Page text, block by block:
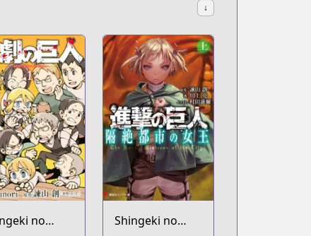
↓
no
Shingeki no